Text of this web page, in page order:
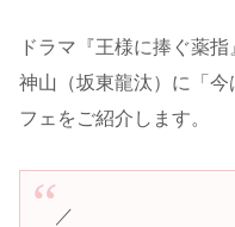
ドラマ『王様に捧ぐ薬
神山（坂東龍汰）に「
フェをご紹介します。
／